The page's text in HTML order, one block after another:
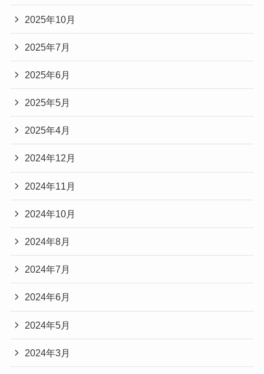
2025年10月
2025年7月
2025年6月
2025年5月
2025年4月
2024年12月
2024年11月
2024年10月
2024年8月
2024年7月
2024年6月
2024年5月
2024年3月